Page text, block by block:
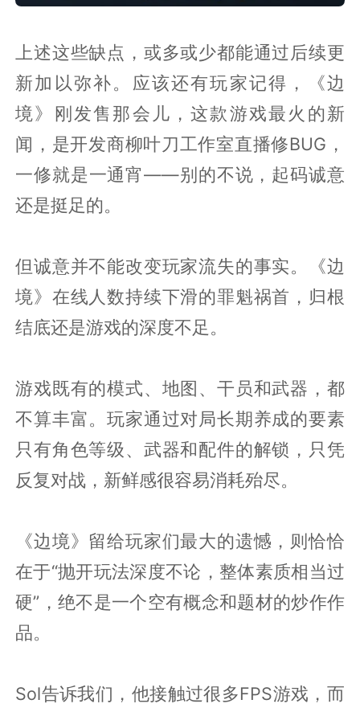
上述这些缺点，或多或少都能通过后续更
新加以弥补。应该还有玩家记得，《边
境》刚发售那会儿，这款游戏最火的新
闻，是开发商柳叶刀工作室直播修BUG，
一修就是一通宵——别的不说，起码诚意
还是挺足的。
但诚意并不能改变玩家流失的事实。《边
境》在线人数持续下滑的罪魁祸首，归根
结底还是游戏的深度不足。
游戏既有的模式、地图、干员和武器，都
不算丰富。玩家通过对局长期养成的要素
只有角色等级、武器和配件的解锁，只凭
反复对战，新鲜感很容易消耗殆尽。
《边境》留给玩家们最大的遗憾，则恰恰
在于“抛开玩法深度不论，整体素质相当过
硬”，绝不是一个空有概念和题材的炒作作
品。
Sol告诉我们，他接触过很多FPS游戏，而